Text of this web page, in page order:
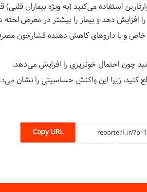
استفاده می‌کنید (به ویژه بیماران
افزایش دهد و بیمار را بیشتر در معرض
خاص و یا داروهای کاهش دهنده
زیرا این واکنش حساسیتی را نشان
Copy URL